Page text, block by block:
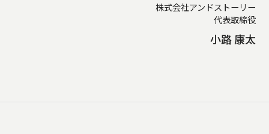
株式会社アンドストーリー
代表取締役
小路 康太